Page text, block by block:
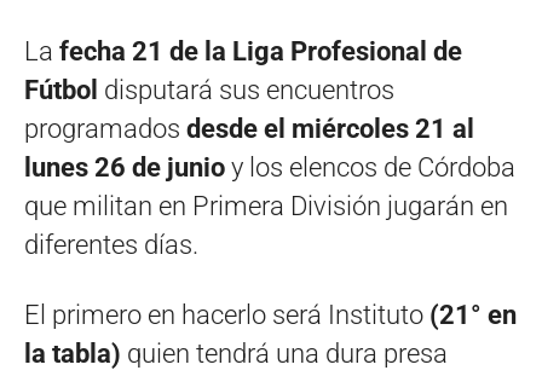
La fecha 21 de la Liga Profesional de
Fútbol disputará sus encuentros
programados desde el miércoles 21 al
lunes 26 de junio y los elencos de Córdoba
que militan en Primera División jugarán en
diferentes días.
El primero en hacerlo será Instituto (21° en
la tabla) quien tendrá una dura presa